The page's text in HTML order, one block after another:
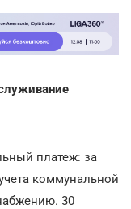
платеж: за
коммунальной
30